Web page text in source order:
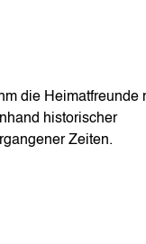
die Heimatfreunde
historischer
Zeiten.